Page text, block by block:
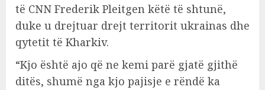
të CNN Frederik Pleitgen këtë të shtunë,
duke u drejtuar drejt territorit ukrainas dhe
qytetit të Kharkiv.
“Kjo është ajo që ne kemi parë gjatë gjithë
ditës, shumë nga kjo pajisje e rëndë ka